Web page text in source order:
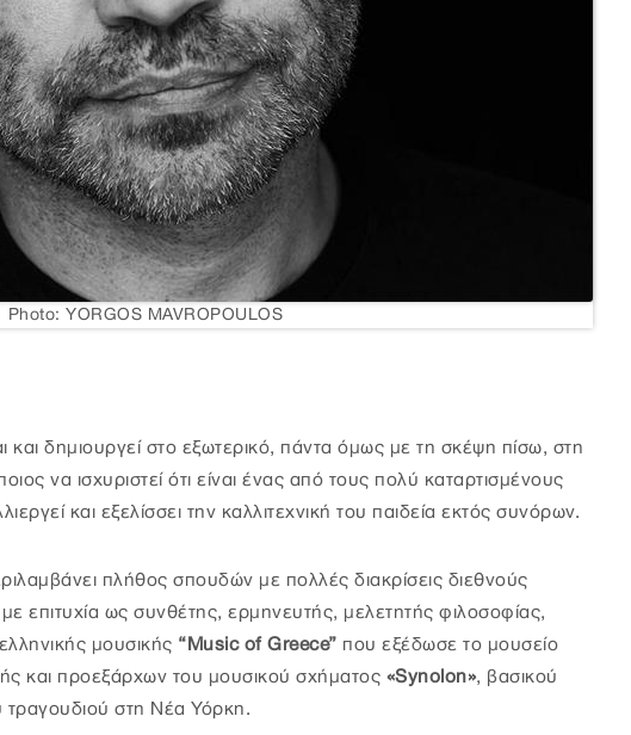
Photo: YORGOS MAVROPOULOS
και δημιουργεί στο εξωτερικό, πάντα όμως με τη σκέψη πίσω, στη
να ισχυριστεί ότι είναι ένας από τους πολύ καταρτισμένους
και εξελίσσει την καλλιτεχνική του παιδεία εκτός συνόρων.
πλήθος σπουδών με πολλές διακρίσεις διεθνούς
επιτυχία ως συνθέτης, ερμηνευτής, μελετητής φιλοσοφίας,
μουσικής “Music of Greece” που εξέδωσε το μουσείο
και προεξάρχων του μουσικού σχήματος «Synolon», βασικού
τραγουδιού στη Νέα Υόρκη.